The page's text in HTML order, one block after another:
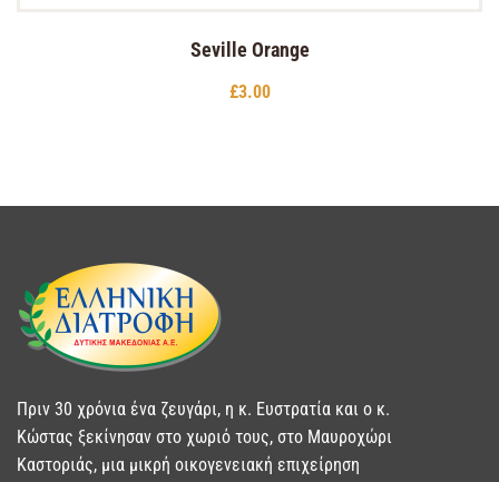
Seville Orange
£3.00
Πριν 30 χρόνια ένα ζευγάρι, η κ. Ευστρατία και ο κ.
Κώστας ξεκίνησαν στο χωριό τους, στο Μαυροχώρι
Καστοριάς, μια μικρή οικογενειακή επιχείρηση